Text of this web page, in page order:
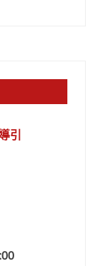
引